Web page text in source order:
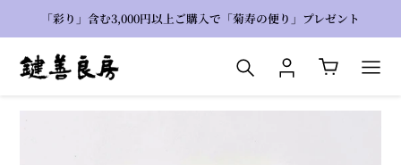
「彩り」含む3,000円以上ご購入で「菊寿の便り」プレゼント
検索 ログイン カート